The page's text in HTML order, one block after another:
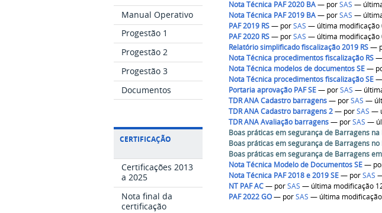
Manual Operativo
Progestão 1
Progestão 2
Progestão 3
Documentos
CERTIFICAÇÃO
Certificações 2013
a 2025
Nota final da
certificação
Nota Técnica PAF 2020 BA— porSAS —
Nota Técnica PAF 2019 BA— porSAS —
PAF 2019 RS— porSAS — última modificação
PAF 2020 RS— porSAS — última modificação
Relatório simplificado fiscalização 2019 RS—
Nota Técnica procedimentos fiscalização RS—
Nota Técnica modelos de documentos SE—
Nota Técnica procedimentos fiscalização SE—
Portaria aprovação PAF SE— porSAS —
TDR ANA Cadastro barragens— porSAS —
TDR ANA Cadastro barragens 2— porSAS —
TDR ANA Avaliação barragens— porSAS —
Boas práticas em segurança de Barragens na
Boas práticas em segurança de Barragens no
Boas práticas em segurança de Barragens
Nota Técnica Modelo de Documentos SE—
Nota Técnica PAF 2018 e 2019 SE— porSAS
NT PAF AC— porSAS — última modificação
PAF 2022 GO— porSAS — última